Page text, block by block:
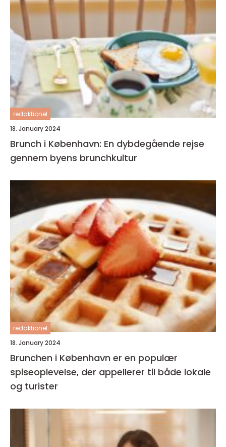
redaktionel
18. January 2024
Brunch i København: En dybdegående rejse
gennem byens brunchkultur
redaktionel
18. January 2024
Brunchen i København er en populær
spiseoplevelse, der appellerer til både lokale
og turister